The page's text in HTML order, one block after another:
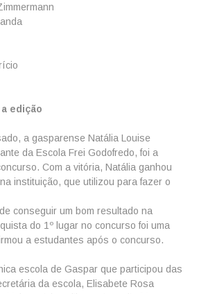
edição
a gasparense Natália Louise
da Escola Frei Godofredo, foi a
Com a vitória, Natália ganhou
instituição, que utilizou para fazer o
conseguir um bom resultado na
do 1º lugar no concurso foi uma
a estudantes após o concurso.
escola de Gaspar que participou das
da escola, Elisabete Rosa